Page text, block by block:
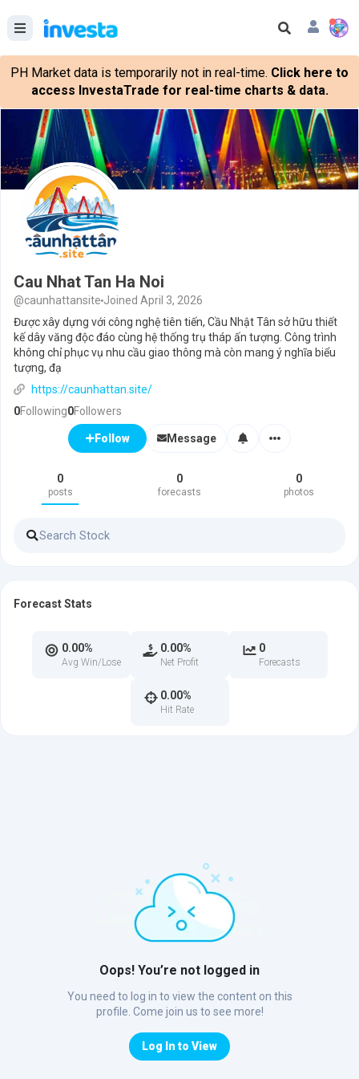
PH Market data is temporarily not in real-time. Click here to
access InvestaTrade for real-time charts & data.
Cau Nhat Tan Ha Noi
@caunhattansite Joined April 3, 2026
Được xây dựng với công nghệ tiên tiến, Cầu Nhật Tân sở hữu thiết
kế dây văng độc đáo cùng hệ thống trụ tháp ấn tượng. Công trình
không chỉ phục vụ nhu cầu giao thông mà còn mang ý nghĩa biểu
tượng, đạ
https://caunhattan.site/
0Following0Followers
Follow Message
0
posts
0
forecasts
0
photos
Oops! You’re not logged in
You need to log in to view the content on this
profile. Come join us to see more!
Log In to View
Forecast Stats
0.00%
Avg Win/Lose
0.00%
Net Profit
0
Forecasts
0.00%
Hit Rate